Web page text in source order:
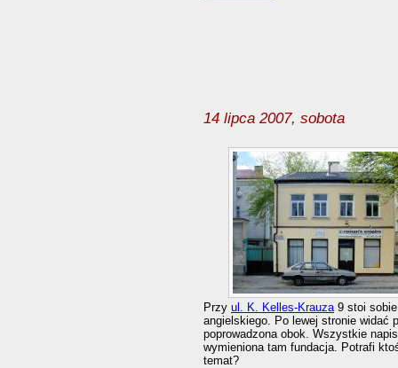
14 lipca 2007, sobota
Przy ul. K. Kelles-Krauza9 stoi sobie
angielskiego. Po lewej stronie widać
poprowadzona obok. Wszystkie
wymieniona tam fundacja. Potrafi
temat?